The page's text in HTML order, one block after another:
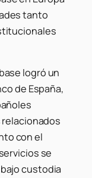
tanto
logró un
de España,
con el
se
custodia